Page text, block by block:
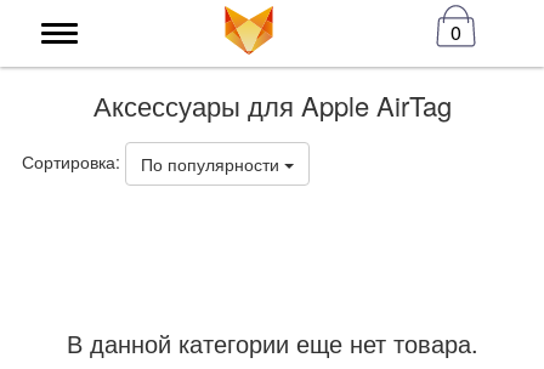
0
Аксессуары для Apple AirTag
Сортировка: По популярности
В данной категории еще нет товара.